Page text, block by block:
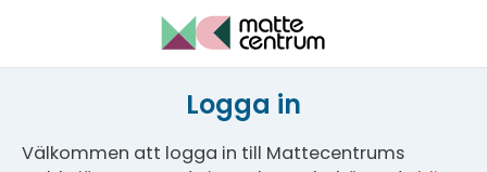
Logga in
Välkommen att logga in till Mattecentrums